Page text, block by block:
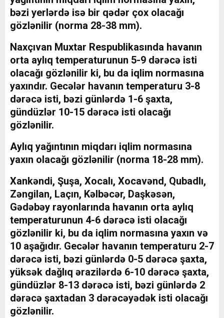
bəzi yerlərdə isə bir qədər çox olacağı
gözlənilir (norma 28-38 mm).
Naxçıvan Muxtar Respublikasında havanın
orta aylıq temperaturunun 5-9 dərəcə isti
olacağı gözlənilir ki, bu da iqlim normasına
yaxındır. Gecələr havanın temperaturu 3-8
dərəcə isti, bəzi günlərdə 1-6 şaxta,
gündüzlər 10-15 dərəcə isti olacağı
gözlənilir.
Aylıq yağıntının miqdarı iqlim normasına
yaxın olacağı gözlənilir (norma 18-28 mm).
Xankəndi, Şuşa, Xocalı, Xocavənd, Qubadlı,
Zəngilan, Laçın, Kəlbəcər, Daşkəsən,
Gədəbəy rayonlarında havanın orta aylıq
temperaturunun 4-6 dərəcə isti olacağı
gözlənilir ki, bu da iqlim normasına yaxın və
10 aşağıdır. Gecələr havanın temperaturu 2-7
dərəcə isti, bəzi günlərdə 0-5 dərəcə şaxta,
yüksək dağlıq ərazilərdə 6-10 dərəcə şaxta,
gündüzlər 8-13 dərəcə isti, bəzi günlərdə 2
dərəcə şaxtadan 3 dərəcəyədək isti olacağı
gözlənilir.